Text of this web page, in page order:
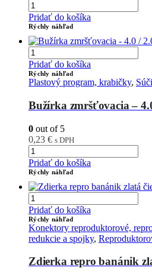
Pridať do košíka
Rýchly náhľad
Pridať do košíka
Rýchly náhľad
Plastový program, krabičky,
Bužírka zmršťovacia –
0 out of 5
0,23 € s DPH
Pridať do košíka
Rýchly náhľad
Pridať do košíka
Rýchly náhľad
Konektory reproduktorové,
redukcie a spojky,
Zdierka repro banánik